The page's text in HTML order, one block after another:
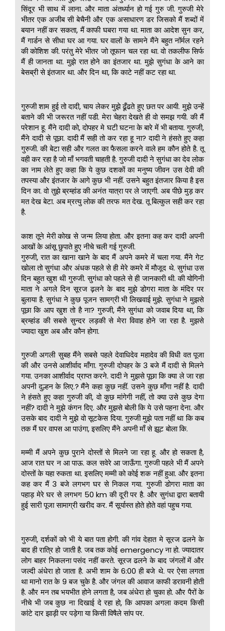
सिंदूर भी साथ में लाना. और माता अंतर्ध्यान हो गई गुरु जी. गुरुजी मेरे
भीतर एक अजीब सी बेचैनी और एक असाधारण डर जिसको मैं शब्दों में
बयान नहीं कर सकता, मैं काफी घबरा गया था. माता का आदेश सुन कर,
मैं गार्डन से सीधा घर आ गया. घर वालों के सामने मैंने बहुत नॉर्मल रहने
की कोशिश की. परंतु मेरे भीतर जो तूफान चल रहा था. वो तकलीफ सिर्फ
मैं ही जानता था. मुझे रात होने का इंतजार था. मुझे सुगंधा के आने का
बेसब्री से इंतजार था. और दिन था, कि काटे नहीं कट रहा था.
गुरुजी शाम हुई तो दादी, चाय लेकर मुझे ढूँढते हुए छत पर आयी. मुझे उन्हें
बताने की भी जरूरत नहीं पडी. मेरा चेहरा देखते ही वो समझ गयी. की मैं
परेशान हू. मैंने दादी को, दोपहर मे घटी घटना के बारे में भी बताया. गुरुजी,
मैंने दादी से पूछा. दादी मैं सही तो कर रहा हू ना? दादी ने हंसते हुए कहा
गुरुजी. की बेटा सही और गलत का फैसला करने वाले हम कौन होते है. तू
वही कर रहा है जो माँ भगवती चाहती है. गुरुजी दादी ने सुगंधा का देव लोक
का नाम लेते हुए कहा कि ये कुछ दशकों का मनुष्य जीवन उस देवी की
तपस्या और इंतजार के आगे कुछ भी नहीं. उसने बहुत इंतजार किया है इस
दिन का. वो तुझे ब्रम्हांड की अनंत यात्रा पर ले जाएगी. अब पीछे मुड़ कर
मत देख बेटा. अब म्रत्यु लोक की तरफ मत देख. तू बिल्कुल सही कर रहा
है.
काश तूने मेरी कोख से जन्म लिया होता. और इतना कह कर दादी अपनी
आखों के आंसू छुपाते हुए नीचे चली गई गुरुजी.
गुरुजी, रात का खाना खाने के बाद मैं अपने कमरे में चला गया. मैंने गेट
खोला तो सुगंधा और अंधक पहले से ही मेरे कमरे में मौजूद थे. सुगंधा उस
दिन बहुत खुश थी गुरुजी. सुगंधा को पहले से ही जानकारी थी. की योगिनी
माता ने अगले दिन सूरज ढ़लने के बाद मुझे डोगरा माता के मंदिर पर
बुलाया है. सुगंधा ने कुछ पूजन सामग्री भी लिखवाई मुझे. सुगंधा ने मुझसे
पूछा कि आप खुश तो है ना? गुरुजी, मैंने सुगंधा को जवाब दिया था, कि
ब्रम्हांड की सबसे सुन्दर लड़की से मेरा विवाह होने जा रहा है. मुझसे
ज्यादा खुश अब और कौन होगा.
गुरुजी अगली सुबह मैंने सबसे पहले देवाधिदेव महादेव की विधी वत पूजा
की और उनसे आशीर्वाद माँगा. गुरुजी दोपहर के 3 बजे मैं दादी से मिलने
गया. उनका आशीर्वाद प्राप्त करने. दादी ने मुझसे पूछा कि क्या ले जा रहा
अपनी दुल्हन के लिए.? मैंने कहा कुछ नहीं. उसने कुछ माँगा नहीं है. दादी
ने हंसते हुए कहा गुरुजी की, वो कुछ मांगेगी नहीं, तो क्या उसे कुछ देगा
नहीं? दादी ने मुझे कंगन दिए. और मुझसे बोली कि ये उसे पहना देना. और
उसके बाद दादी ने मुझे वो सूटकेस दिया. गुरुजी मुझे पता नहीं था कि कब
तक मैं घर वापस आ पाउंगा, इसलिए मैंने अपनी माँ से झूट बोला कि.
मम्मी मैं अपने कुछ पुराने दोस्तों से मिलने जा रहा हू. और हो सकता है,
आज रात घर न आ पाऊ. कल सवेरे आ जाऊँगा. गुरुजी पहले भी मैं अपने
दोस्तों के यहा रुकता था. इसलिए मम्मी को कोई शक नहीं हुआ. और इतना
कह कर मैं 3 बजे लगभग घर से निकल गया. गुरुजी डोगरा माता का
पहाड़ मेरे घर से लगभग 50 km की दूरी पर है. और सुगंधा द्वारा बतायी
हुई सारी पूजा सामाग्री खरीद कर. मैं सूर्यास्त होते होते वहां पहुच गया.
गुरुजी, दर्शकों को भी ये बात पता होगी. की गांव देहात मे सूरज ढलने के
बाद ही रात्रि हो जाती है. जब तक कोई emergency ना हो. ज्यादातर
लोग बाहर निकलना पसंद नहीं करते. सूरज ढलने के बाद जंगलों में और
जल्दी अंधेरा हो जाता है. अभी शाम के 6:00 ही बजे थे. पर ऐसा लगता
था मानो रात के 9 बज चुके है. और जंगल की आवाज काफी डरावनी होती
है. और मन तब भयभीत होने लगता है, जब अंधेरा हो चुका हो. और पैरों के
नीचे भी जब कुछ ना दिखाई दे रहा हो, कि आपका अगला कदम किसी
कांटे दार झाड़ी पर पड़ेगा या किसी विषैले सांप पर.